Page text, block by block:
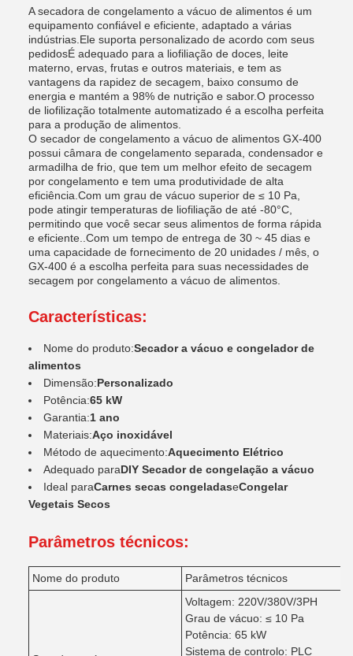
A secadora de congelamento a vácuo de alimentos é um
equipamento confiável e eficiente, adaptado a várias
indústrias.Ele suporta personalizado de acordo com seus
pedidosÉ adequado para a liofiliação de doces, leite
materno, ervas, frutas e outros materiais, e tem as
vantagens da rapidez de secagem, baixo consumo de
energia e mantém a 98% de nutrição e sabor.O processo
de liofilização totalmente automatizado é a escolha perfeita
para a produção de alimentos.
O secador de congelamento a vácuo de alimentos GX-400
possui câmara de congelamento separada, condensador e
armadilha de frio, que tem um melhor efeito de secagem
por congelamento e tem uma produtividade de alta
eficiência.Com um grau de vácuo superior de ≤ 10 Pa,
pode atingir temperaturas de liofiliação de até -80°C,
permitindo que você secar seus alimentos de forma rápida
e eficiente..Com um tempo de entrega de 30 ~ 45 dias e
uma capacidade de fornecimento de 20 unidades / mês, o
GX-400 é a escolha perfeita para suas necessidades de
secagem por congelamento a vácuo de alimentos.
Características:
Nome do produto:Secador a vácuo e congelador de
alimentos
Dimensão:Personalizado
Potência:65 kW
Garantia:1 ano
Materiais:Aço inoxidável
Método de aquecimento:Aquecimento Elétrico
Adequado paraDIY Secador de congelação a vácuo
Ideal paraCarnes secas congeladaseCongelar
Vegetais Secos
Parâmetros técnicos:
Nome do produto Parâmetros técnicos
Voltagem: 220V/380V/3PH
Grau de vácuo: ≤ 10 Pa
Potência: 65 kW
Sistema de controlo: PLC